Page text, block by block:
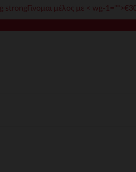
strongΓίνομαι μέλος με < wg-